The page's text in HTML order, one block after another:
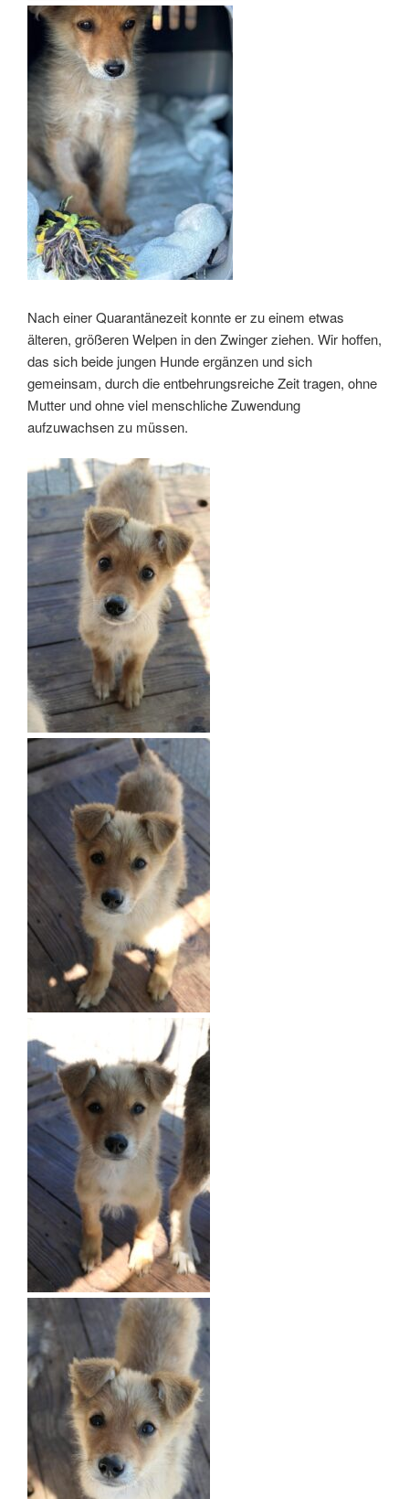
Nach einer Quarantänezeit konnte er zu einem etwas
älteren, größeren Welpen in den Zwinger ziehen. Wir hoffen,
das sich beide jungen Hunde ergänzen und sich
gemeinsam, durch die entbehrungsreiche Zeit tragen, ohne
Mutter und ohne viel menschliche Zuwendung
aufzuwachsen zu müssen.